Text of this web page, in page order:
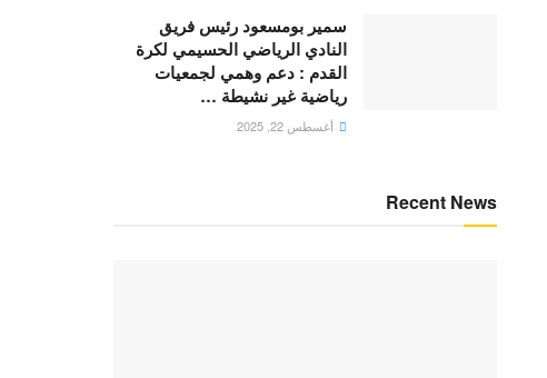
سمير بومسعود رئيس فريق
النادي الرياضي الحسيمي لكرة
القدم : دعم وهمي لجمعيات
رياضية غير نشيطة …
أغسطس 22, 2025
Recent News